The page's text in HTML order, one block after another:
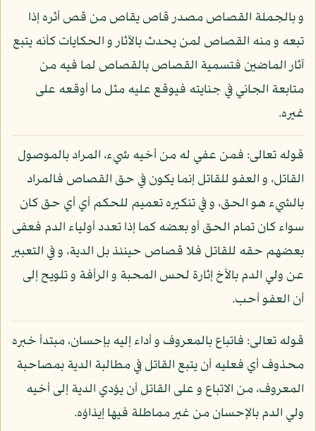
و بالجملة القصاص مصدر قاص يقاص من قص أثره إذا
تبعه و منه القصاص لمن يحدث بالآثار و الحكايات كأنه يتبع
آثار الماضين فتسمية القصاص بالقصاص لما فيه من
متابعة الجاني في جنايته فيوقع عليه مثل ما أوقعه على
غيره.
قوله تعالى: فمن عفي له من أخيه شيء، المراد بالموصول
القاتل، و العفو للقاتل إنما يكون في حق القصاص فالمراد
بالشيء هو الحق، و في تنكيره تعميم للحكم أي أي حق كان
سواء كان تمام الحق أو بعضه كما إذا تعدد أولياء الدم فعفى
بعضهم حقه للقاتل فلا قصاص حينئذ بل الدية، و في التعبير
عن ولي الدم بالأخ إثارة لحس المحبة و الرأفة و تلويح إلى
أن العفو أحب.
قوله تعالى: فاتباع بالمعروف و أداء إليه بإحسان، مبتدأ خبره
محذوف أي فعليه أن يتبع القاتل في مطالبة الدية بمصاحبة
المعروف، من الاتباع و على القاتل أن يؤدي الدية إلى أخيه
ولي الدم بالإحسان من غير مماطلة فيها إيذاؤه.